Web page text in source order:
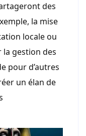
des
la mise
locale ou
gestion des
pour d’autres
un élan de